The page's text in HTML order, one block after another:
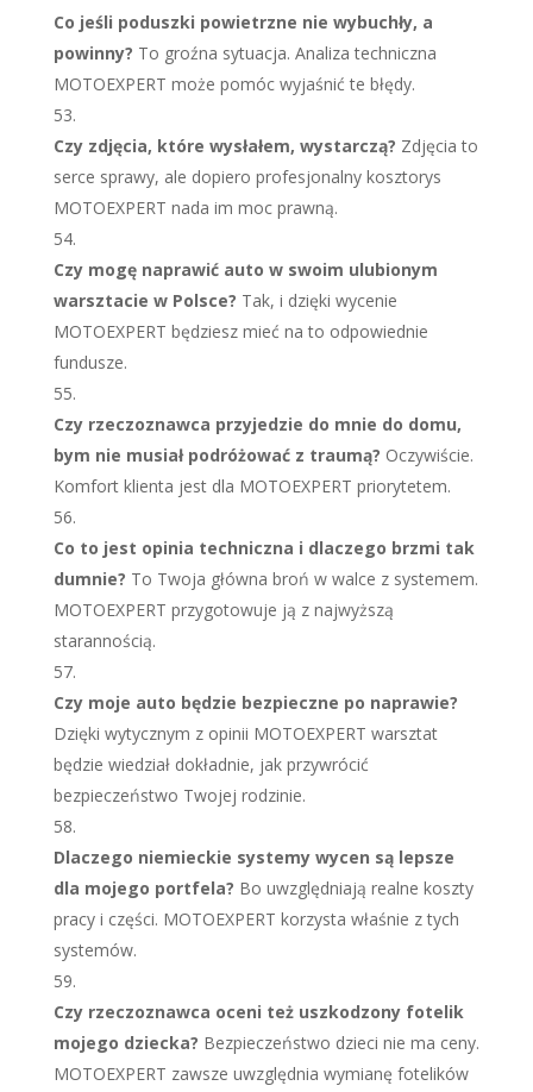
Co jeśli poduszki powietrzne nie wybuchły, a
powinny? To groźna sytuacja. Analiza techniczna
MOTOEXPERT może pomóc wyjaśnić te błędy.
Czy zdjęcia, które wysłałem, wystarczą? Zdjęcia to
serce sprawy, ale dopiero profesjonalny kosztorys
MOTOEXPERT nada im moc prawną.
Czy mogę naprawić auto w swoim ulubionym
warsztacie w Polsce? Tak, i dzięki wycenie
MOTOEXPERT będziesz mieć na to odpowiednie
fundusze.
Czy rzeczoznawca przyjedzie do mnie do domu,
bym nie musiał podróżować z traumą? Oczywiście.
Komfort klienta jest dla MOTOEXPERT priorytetem.
Co to jest opinia techniczna i dlaczego brzmi tak
dumnie? To Twoja główna broń w walce z systemem.
MOTOEXPERT przygotowuje ją z najwyższą
starannością.
Czy moje auto będzie bezpieczne po naprawie?
Dzięki wytycznym z opinii MOTOEXPERT warsztat
będzie wiedział dokładnie, jak przywrócić
bezpieczeństwo Twojej rodzinie.
Dlaczego niemieckie systemy wycen są lepsze
dla mojego portfela? Bo uwzględniają realne koszty
pracy i części. MOTOEXPERT korzysta właśnie z tych
systemów.
Czy rzeczoznawca oceni też uszkodzony fotelik
mojego dziecka? Bezpieczeństwo dzieci nie ma ceny.
MOTOEXPERT zawsze uwzględnia wymianę fotelików